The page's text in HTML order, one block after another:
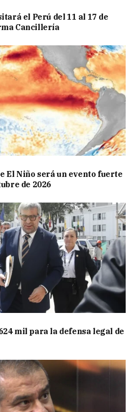
el Perú del 11 al 17 de
Cancillería
El Niño será un evento fuerte
de 2026
mil para la defensa legal de